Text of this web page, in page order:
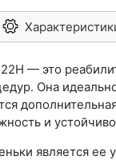
— это
Она
и
является